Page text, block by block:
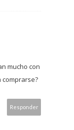
mucho con
Responder